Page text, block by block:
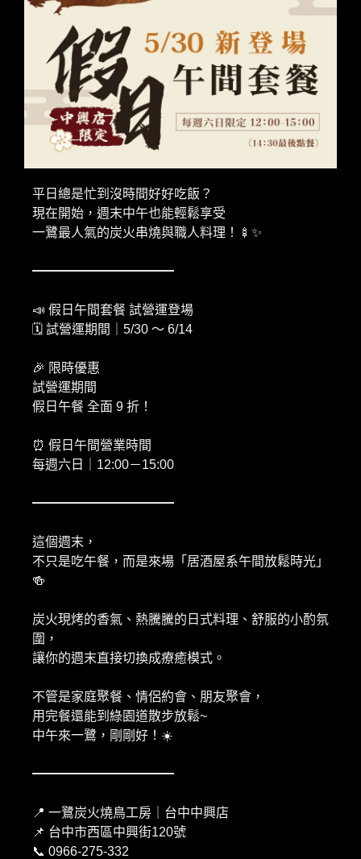
平日總是忙到沒時間好好吃飯？
現在開始，週末中午也能輕鬆享受
一鷺最人氣的炭火串燒與職人料理！🍢✨
━━━━━━━━━━━
📣 假日午間套餐 試營運登場
🗓 試營運期間｜5/30 ～ 6/14
🎉 限時優惠
試營運期間
假日午餐 全面 9 折！
⏰ 假日午間營業時間
每週六日｜12:00－15:00
━━━━━━━━━━━
這個週末，
不只是吃午餐，而是來場「居酒屋系午間放鬆時光」
🍻
炭火現烤的香氣、熱騰騰的日式料理、舒服的小酌氛
圍，
讓你的週末直接切換成療癒模式。
不管是家庭聚餐、情侶約會、朋友聚會，
用完餐還能到綠園道散步放鬆~
中午來一鷺，剛剛好！☀️
━━━━━━━━━━━
📍 一鷺炭火燒鳥工房｜台中中興店
📌 台中市西區中興街120號
📞 0966-275-332